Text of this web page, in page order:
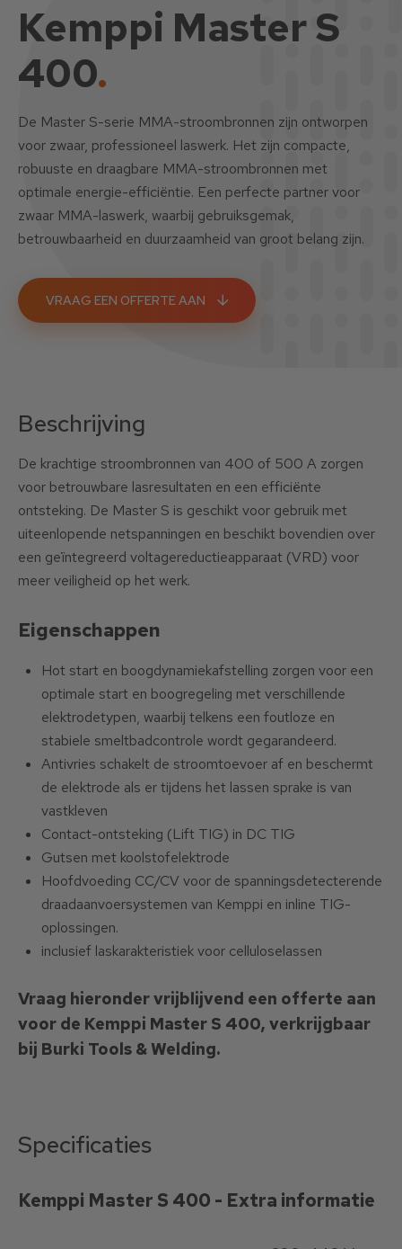
Kemppi Master S
400.
De Master S-serie MMA-stroombronnen zijn ontworpen
voor zwaar, professioneel laswerk. Het zijn compacte,
robuuste en draagbare MMA-stroombronnen met
optimale energie-efficiëntie. Een perfecte partner voor
zwaar MMA-laswerk, waarbij gebruiksgemak,
betrouwbaarheid en duurzaamheid van groot belang zijn.
VRAAG EEN OFFERTE AAN
Beschrijving
De krachtige stroombronnen van 400 of 500 A zorgen
voor betrouwbare lasresultaten en een efficiënte
ontsteking. De Master S is geschikt voor gebruik met
uiteenlopende netspanningen en beschikt bovendien over
een geïntegreerd voltagereductieapparaat (VRD) voor
meer veiligheid op het werk.
Eigenschappen
Hot start en boogdynamiekafstelling zorgen voor een
optimale start en boogregeling met verschillende
elektrodetypen, waarbij telkens een foutloze en
stabiele smeltbadcontrole wordt gegarandeerd.
Antivries schakelt de stroomtoevoer af en beschermt
de elektrode als er tijdens het lassen sprake is van
vastkleven
Contact-ontsteking (Lift TIG) in DC TIG
Gutsen met koolstofelektrode
Hoofdvoeding CC/CV voor de spanningsdetecterende
draadaanvoersystemen van Kemppi en inline TIG-
oplossingen.
inclusief laskarakteristiek voor celluloselassen
Vraag hieronder vrijblijvend een offerte aan
voor de Kemppi Master S 400, verkrijgbaar
bij Burki Tools & Welding.
Specificaties
Kemppi Master S 400 - Extra informatie